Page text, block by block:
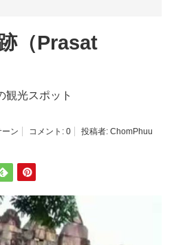
（Prasat
観光スポット
ーン コメント: 0 投稿者: ChomPhuu